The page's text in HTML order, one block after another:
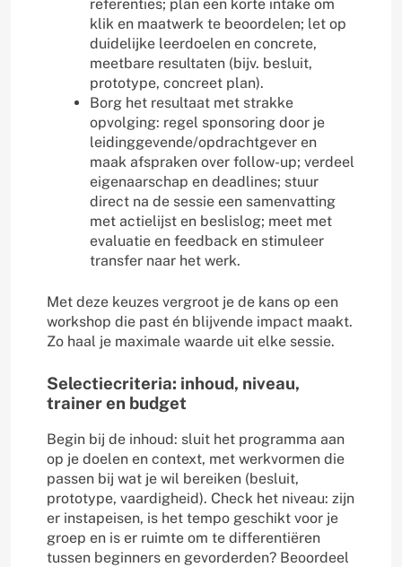
referenties; plan een korte intake om
klik en maatwerk te beoordelen; let op
duidelijke leerdoelen en concrete,
meetbare resultaten (bijv. besluit,
prototype, concreet plan).
Borg het resultaat met strakke
opvolging: regel sponsoring door je
leidinggevende/opdrachtgever en
maak afspraken over follow-up; verdeel
eigenaarschap en deadlines; stuur
direct na de sessie een samenvatting
met actielijst en beslislog; meet met
evaluatie en feedback en stimuleer
transfer naar het werk.
Met deze keuzes vergroot je de kans op een
workshop die past én blijvende impact maakt.
Zo haal je maximale waarde uit elke sessie.
Selectiecriteria: inhoud, niveau,
trainer en budget
Begin bij de inhoud: sluit het programma aan
op je doelen en context, met werkvormen die
passen bij wat je wil bereiken (besluit,
prototype, vaardigheid). Check het niveau: zijn
er instapeisen, is het tempo geschikt voor je
groep en is er ruimte om te differentiëren
tussen beginners en gevorderden? Beoordeel